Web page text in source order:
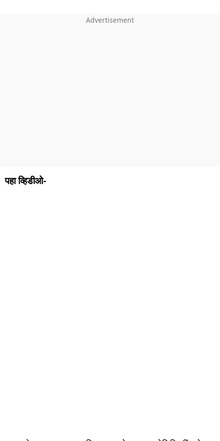
पहा व्हिडीओ-